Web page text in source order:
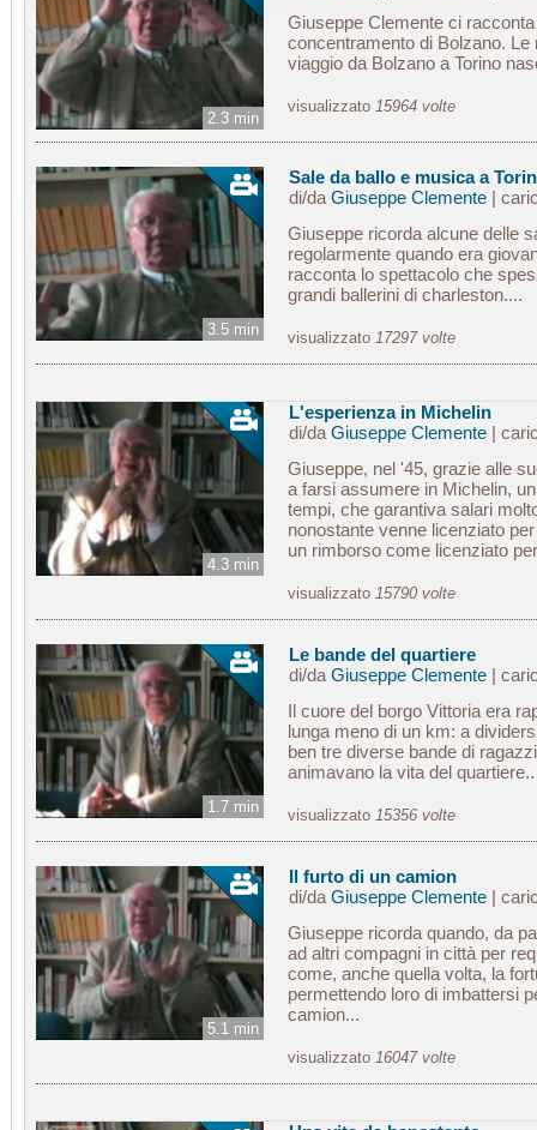
2.3 min
Giuseppe Clemente ci
concentramento di Bolzano.
viaggio da Bolzano a Torino
visualizzato 15964 volte
3.5 min
Sale da ballo e musica a
di/da Giuseppe Clemente|
Giuseppe ricorda alcune delle
regolarmente quando era
racconta lo spettacolo che
grandi ballerini di charleston....
visualizzato 17297 volte
4.3 min
L'esperienza in Michelin
di/da Giuseppe Clemente|
Giuseppe, nel '45, grazie alle
a farsi assumere in Michelin,
tempi, che garantiva salari
nonostante venne licenziato
un rimborso come licenziato
visualizzato 15790 volte
1.7 min
Le bande del quartiere
di/da Giuseppe Clemente|
Il cuore del borgo Vittoria era
lunga meno di un km: a
ben tre diverse bande di
animavano la vita del quartiere..
visualizzato 15356 volte
5.1 min
Il furto di un camion
di/da Giuseppe Clemente|
Giuseppe ricorda quando, da
ad altri compagni in città per
come, anche quella volta, la
permettendo loro di imbattersi
camion...
visualizzato 16047 volte